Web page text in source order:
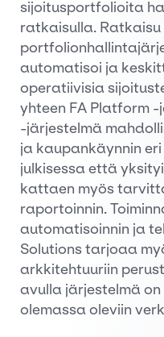
sijoitusportfolioita
ratkaisulla.
automatisoi ja
operatiivisia
yhteen FA Platform
-järjestelmä
ja kaupankäynnin
julkisessa että
kattaen myös
raportoinnin.
automatisoinnin ja
Solutions tarjoaa
arkkitehtuuriin
avulla järjestelmä
olemassa oleviin